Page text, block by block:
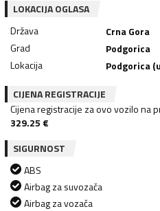
LOKACIJA OGLASA
Država
Crna Gora
Grad
Podgorica
Lokacija
Podgorica
CIJENA REGISTRACIJE
Cijena registracije za ovo vozilo na
329.25 €
SIGURNOST
ABS
Airbag za suvozača
Airbag za vozača